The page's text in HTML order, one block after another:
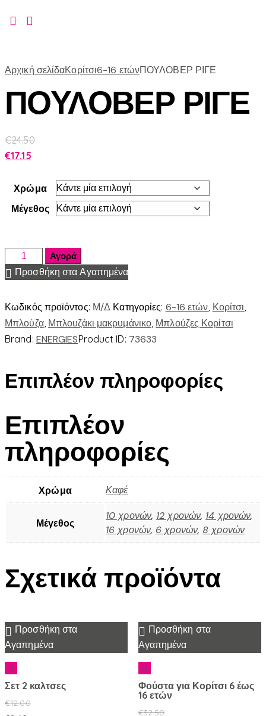
Αρχική σελίδαΚορίτσι6-16 ετώνΠΟΥΛΟΒΕΡ ΡΙΓΕ
ΠΟΥΛΟΒΕΡ ΡΙΓΕ
€24.50
€17.15
Χρώμα
Μέγεθος
Αγορά
Προσθήκη στα Αγαπημένα
Κωδικός προϊόντος: Μ/Δ Κατηγορίες: 6-16 ετών, Κορίτσι,
Μπλούζα, Μπλουζάκι μακρυμάνικο, Μπλούζες Κορίτσι
Brand: ENERGIESProduct ID: 73633
Επιπλέον πληροφορίες
Επιπλέον
πληροφορίες
Χρώμα Καφέ
Μέγεθος
10 χρονών, 12 χρονών, 14 χρονών,
16 χρονών, 6 χρονών, 8 χρονών
Σχετικά προϊόντα
Προσθήκη στα
Αγαπημένα
Σετ 2 καλτσες
€12.00
Προσθήκη στα
Αγαπημένα
Φούστα για Κορίτσι 6 έως
16 ετών
€32.50